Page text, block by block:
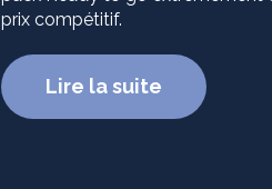
prix compétitif.
Lire la suite